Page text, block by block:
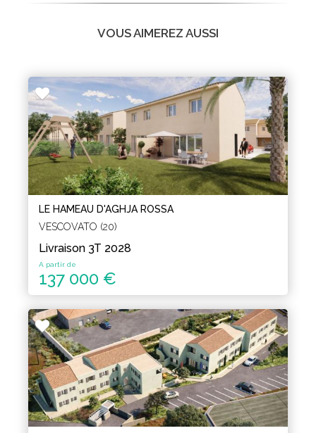
VOUS AIMEREZ AUSSI
LE HAMEAU D'AGHJA ROSSA
VESCOVATO (20)
Livraison 3T 2028
A partir de
137 000 €